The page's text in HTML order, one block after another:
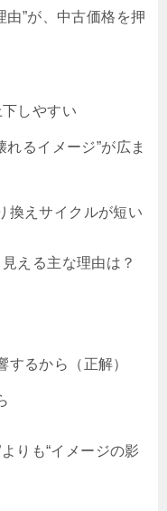
由”が、中古価格を押
しやすい
るイメージ”が広ま
換えサイクルが短い
える主な理由は？
るから（正解）
りも“イメージの影